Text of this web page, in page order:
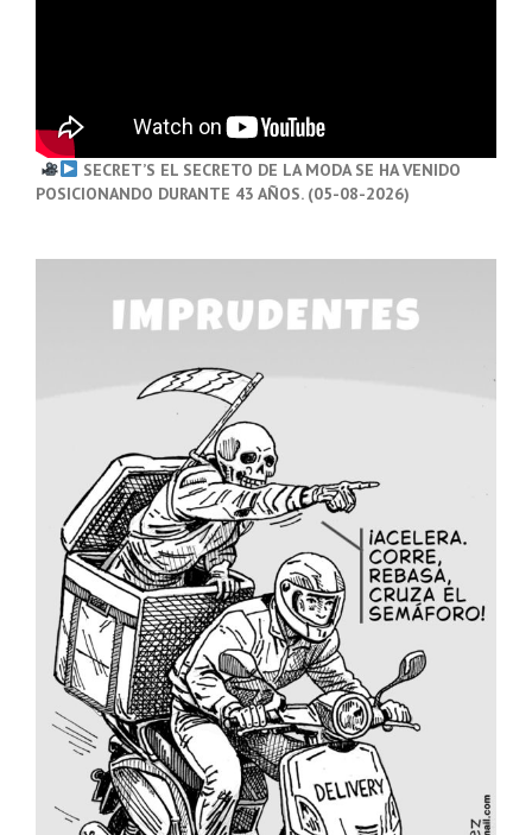
SECRET’S EL SECRETO DE LA MODA SE HA VENIDO
POSICIONANDO DURANTE 43 AÑOS. (05-08-2026)